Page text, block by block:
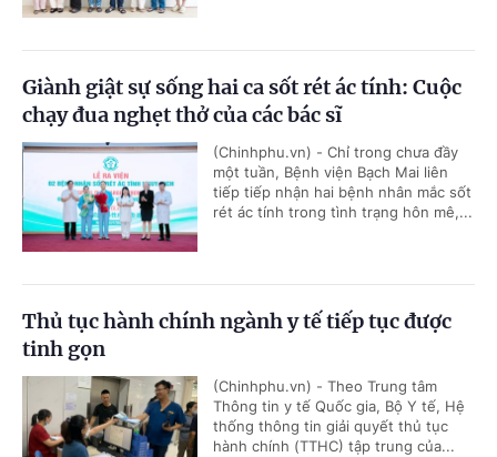
Giành giật sự sống hai ca sốt rét ác tính: Cuộc
chạy đua nghẹt thở của các bác sĩ
(Chinhphu.vn) - Chỉ trong chưa đầy
một tuần, Bệnh viện Bạch Mai liên
tiếp tiếp nhận hai bệnh nhân mắc sốt
rét ác tính trong tình trạng hôn mê,...
Thủ tục hành chính ngành y tế tiếp tục được
tinh gọn
(Chinhphu.vn) - Theo Trung tâm
Thông tin y tế Quốc gia, Bộ Y tế, Hệ
thống thông tin giải quyết thủ tục
hành chính (TTHC) tập trung của...